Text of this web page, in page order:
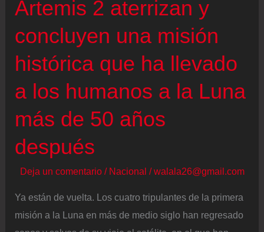
pero
animales
y
extinguiremos”
Artemis 2 aterrizan y
concluyen una misión
histórica que ha llevado
a los humanos a la Luna
más de 50 años
después
Deja un comentario / Nacional /walala26@gmail.com
Ya están de vuelta. Los cuatro tripulantes de la primera
misión a la Luna en más de medio siglo han regresado